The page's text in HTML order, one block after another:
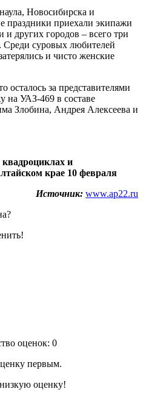
Новосибирска и
праздники приехали экипажи
других городов – всего три
Среди суровых любителей
и чисто женские
осталось за представителями
на УАЗ-469 в составе
Злобина, Андрея Алексеева и
и
крае 10 февраля
Источник: www.ap22.ru
оценок: 0
первым.
оценку!